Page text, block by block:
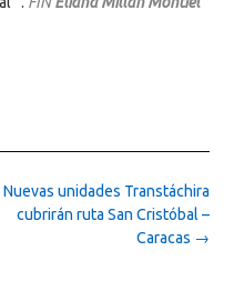
Nuevas unidades Transtáchira
cubrirán ruta San Cristóbal –
Caracas →